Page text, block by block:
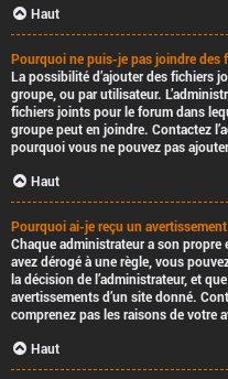
Haut
Pourquoi ne puis-je pas joindre des
La possibilité d’ajouter des fichiers
groupe, ou par utilisateur.
fichiers joints pour le forum dans
groupe peut en joindre. Contactez
pourquoi vous ne pouvez pas
Haut
Pourquoi ai-je reçu un
Chaque administrateur a son
avez dérogé à une règle, vous
la décision de l’administrateur, et
avertissements d’un site donné.
comprenez pas les raisons de votre
Haut